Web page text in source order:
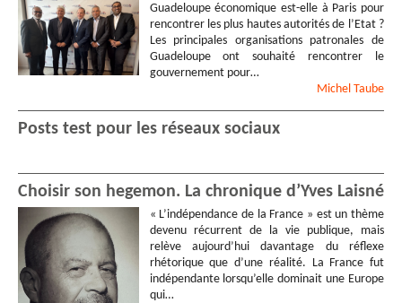
Guadeloupe économique est-elle à Paris pour
rencontrer les plus hautes autorités de l’Etat ?
Les principales organisations patronales de
Guadeloupe ont souhaité rencontrer le
gouvernement pour…
Michel Taube
Posts test pour les réseaux sociaux
Choisir son hegemon. La chronique d’Yves Laisné
« L’indépendance de la France » est un thème
devenu récurrent de la vie publique, mais
relève aujourd’hui davantage du réflexe
rhétorique que d’une réalité. La France fut
indépendante lorsqu’elle dominait une Europe
qui…